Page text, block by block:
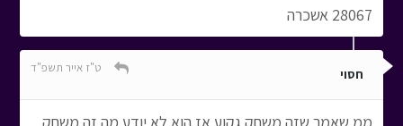
28067 אשכרה
חסוי ט"ז אייר תשפ"ד